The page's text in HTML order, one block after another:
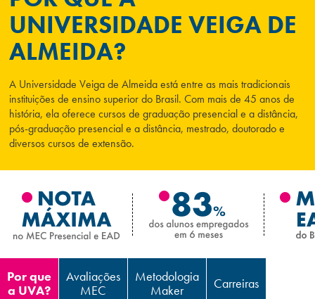
Acontece na UVA
Atendimento (21) 2574 8888
Conclua sua Matrícula
ÁREA DO ALUNO LOGIN
UNIVERSIDADE VEIGA DE
ALMEIDA?
A Universidade Veiga de Almeida está entre as mais tradicionais
instituições de ensino superior do Brasil. Com mais de 45 anos de
história, ela oferece cursos de graduação presencial e a distância,
pós-graduação presencial e a distância, mestrado, doutorado e
diversos cursos de extensão.
Por que
a UVA?
Avaliações
MEC
Metodologia
Maker
Carreiras